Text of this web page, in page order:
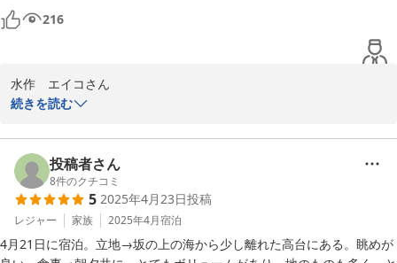
あまり使われていない奥まった場所のお手洗いは特ににおいもなく問題
なく使えました。
お値段は、ゴールデンウィークでこのお食事の内容でこの価格であれば
大満足の内容でした。
是非オススメしたい宿です。
石鹸については
ありがとうございます！
☆お風呂
女湯　男湯　貸切(予約制/無料)
☆あんこう鍋
期間限定10月〜4月
216
水作　エイコさん
今回も、潮騒の宿丸徳へ
ご宿泊ありがとうございます。
民宿程度のお部屋ですが
眺めとお料理と
どちらも喜んで頂けてとても嬉しいです。
続きを読む
投稿者さん
8件のクチコミ
5 2025年4月23日投稿
レジャー 家族 2025年4月宿泊
4月21日に宿泊。立地→坂の上の海から少し離れた高台にある。眺めが